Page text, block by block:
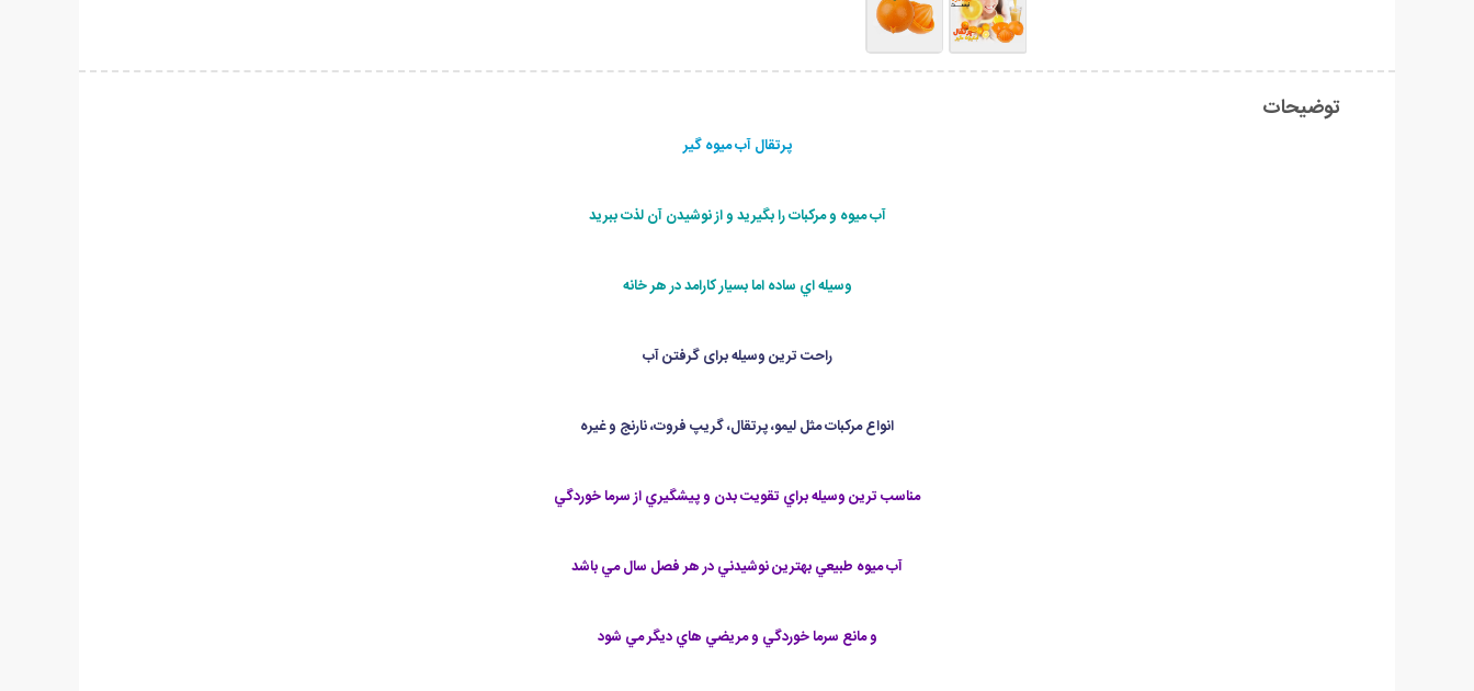
توضیحات
پرتقال آب ميوه گير
آب ميوه و مركبات را بگيريد و از نوشیدن آن لذت ببريد
وسيله اي ساده اما بسيار كارامد در هر خانه
راحت ترين وسيله برای گرفتن آب
انواع مركبات مثل ليمو، پرتقال، گريپ فروت، نارنج و غيره
مناسب ترين وسيله براي تقويت بدن و پيشگيري از سرما خوردگي
آب ميوه طبيعي بهترين نوشيدني در هر فصل سال مي باشد
و مانع سرما خوردگي و مريضي هاي ديگر مي شود